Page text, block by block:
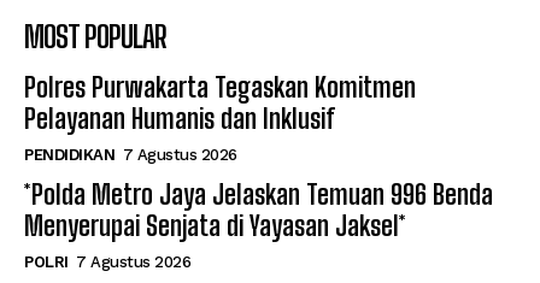
MOST POPULAR
Polres Purwakarta Tegaskan Komitmen
Pelayanan Humanis dan Inklusif
PENDIDIKAN 7 Agustus 2026
*Polda Metro Jaya Jelaskan Temuan 996 Benda
Menyerupai Senjata di Yayasan Jaksel*
POLRI 7 Agustus 2026